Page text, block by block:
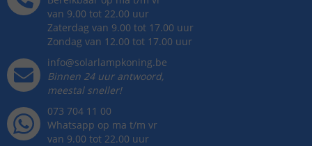
van 9.00 tot 22.00 uur
Zaterdag van 9.00 tot 17.00 uur
Zondag van 12.00 tot 17.00 uur
info@solarlampkoning.be
Binnen 24 uur antwoord,
meestal sneller!
073 704 11 00
Whatsapp op ma t/m vr
van 9.00 tot 22.00 uur